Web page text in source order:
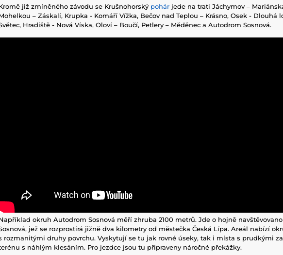
již zmíněného závodu se Krušnohorský pohár jede na trati Jáchymov –
– Záskalí, Krupka - Komáří Vížka, Bečov nad Teplou – Krásno, Osek - Dlouhá
Hradiště - Nová Víska, Oloví – Boučí, Petlery – Měděnec a Autodrom Sosnová.
okruh Autodrom Sosnová měří zhruba 2100 metrů. Jde o hojně
jež se rozprostírá jižně dva kilometry od městečka Česká Lípa. Areál nabízí
rozmanitými druhy povrchu. Vyskytují se tu jak rovné úseky, tak i místa s prudkými
s náhlým klesáním. Pro jezdce jsou tu připraveny náročné překážky.